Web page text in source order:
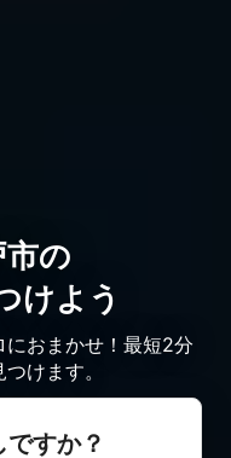
の
けよう
おまかせ！最短2分
けます。
すか？